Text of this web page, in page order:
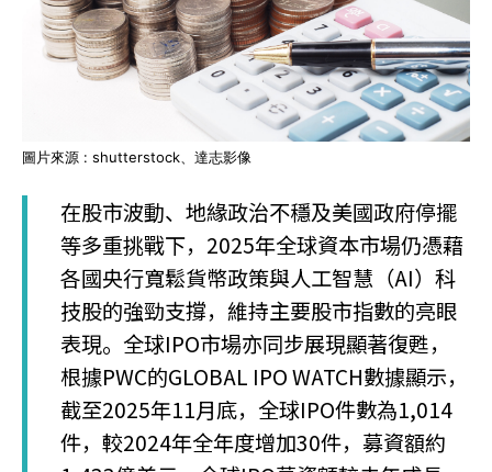
圖片來源 : shutterstock、達志影像
在股市波動、地緣政治不穩及美國政府停擺
等多重挑戰下，2025年全球資本市場仍憑藉
各國央行寬鬆貨幣政策與人工智慧（AI）科
技股的強勁支撐，維持主要股市指數的亮眼
表現。全球IPO市場亦同步展現顯著復甦，
根據PWC的GLOBAL IPO WATCH數據顯示，
截至2025年11月底，全球IPO件數為1,014
件，較2024年全年度增加30件，募資額約